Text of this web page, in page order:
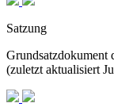
Satzung
Grundsatzdokument
(zuletzt aktualisiert